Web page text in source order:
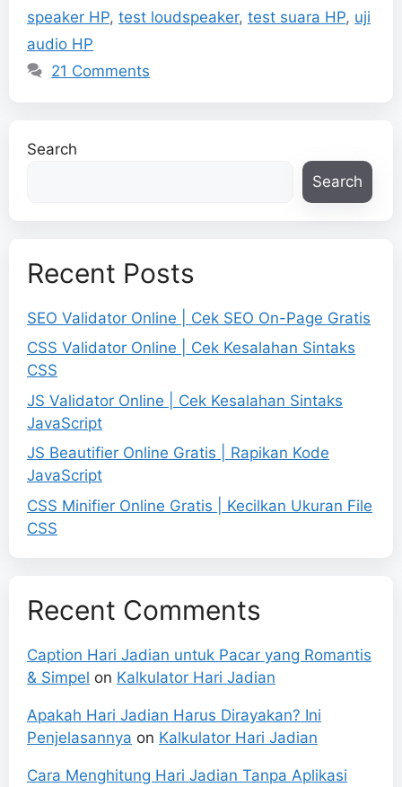
speaker HP, test loudspeaker, test suara HP, uji
audio HP
21 Comments
Search
Search
Recent Posts
SEO Validator Online | Cek SEO On-Page Gratis
CSS Validator Online | Cek Kesalahan Sintaks
CSS
JS Validator Online | Cek Kesalahan Sintaks
JavaScript
JS Beautifier Online Gratis | Rapikan Kode
JavaScript
CSS Minifier Online Gratis | Kecilkan Ukuran File
CSS
Recent Comments
Caption Hari Jadian untuk Pacar yang Romantis
& Simpel on Kalkulator Hari Jadian
Apakah Hari Jadian Harus Dirayakan? Ini
Penjelasannya on Kalkulator Hari Jadian
Cara Menghitung Hari Jadian Tanpa Aplikasi